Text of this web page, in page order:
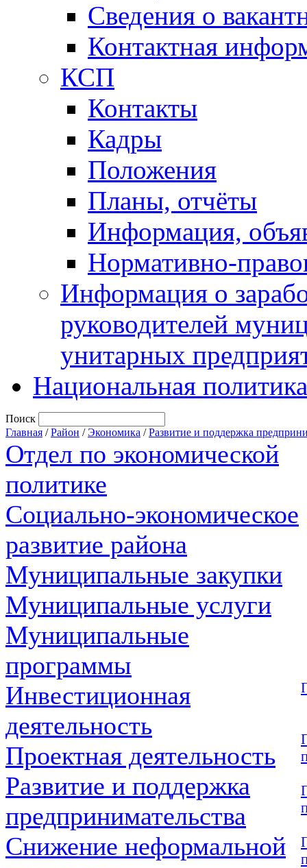
Сведения о
Контактная
КСП
Контакты
Кадры
Положения
Планы, отчёты
Информация,
Нормативно-
Информация о
руководителей
унитарных
Национальная политика
Поиск
Главная /Район /Экономика /Развитие и поддержка
Отдел по экономической
политике
Социально-экономическое
развитие района
Муниципальные закупки
Муниципальные услуги
Муниципальные
программы
Инвестиционная
деятельность
Проектная деятельность
Развитие и поддержка
предпринимательства
Снижение неформальной